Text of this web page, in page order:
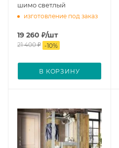
шимо светлый
изготовление под заказ
19 260 ₽/шт
21 400₽ -10%
В КОРЗИНУ